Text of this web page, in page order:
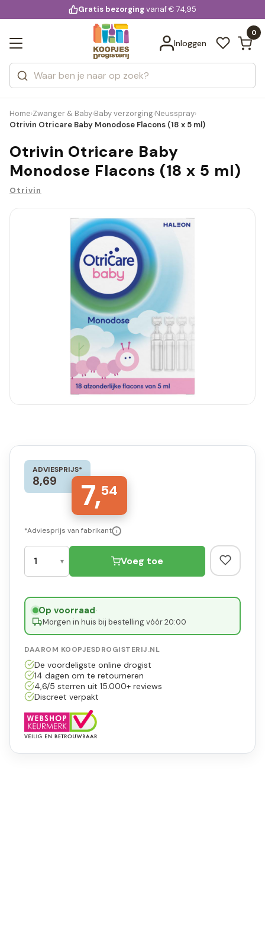
voor 20:00 uur besteld
Gratis bezorgingvanaf € 74,95
Inloggen
0
Zoeken
Categorieën
Merken
Bekijk alle resultaten
Home›Zwanger & Baby›Baby verzorging›Neusspray›
Otrivin Otricare Baby Monodose Flacons (18 x 5 ml)
Otrivin Otricare Baby
Monodose Flacons (18 x 5 ml)
Otrivin
ADVIESPRIJS*
8,69 7,54
*Adviesprijs van fabrikant i
Voeg toe
Op voorraad·
Morgen in huis bij bestelling vóór 20:00
DAAROM KOOPJESDROGISTERIJ.NL
De voordeligste online drogist
14 dagen om te retourneren
4,6/5 sterren uit 15.000+ reviews
Discreet verpakt